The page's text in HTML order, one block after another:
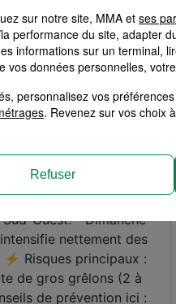
sur notre site, MMA etses
performance du site, adapter
informations sur un terminal,
vos données personnelles,
personnalisez vos
. Revenez sur vos choix
Refuser